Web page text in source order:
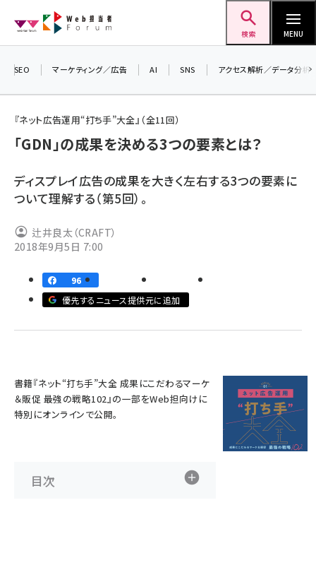
ン
検索 MENU
ai (2801)
note (2310)
z世代 (1620)
SEO マーケティング／広告 AI SNS アクセス解析／データ分析
『ネット広告運用“打ち手”大全』（全11回）
「GDN」の成果を決める3つの要素とは？
ディスプレイ広告の成果を大きく左右する3つの要素に
ついて理解する（第5回）。
辻井良太（CRAFT）
2018年9月5日 7:00
96
優先するニュース提供元に追加
書籍『ネット“打ち手”大全 成果にこだわるマーケ
＆販促 最強の戦略102』の一部をWeb担向けに
特別にオンラインで公開。
目次